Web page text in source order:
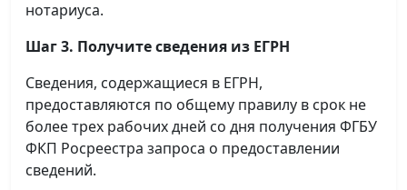
нотариуса.
Шаг 3. Получите сведения из ЕГРН
Сведения, содержащиеся в ЕГРН,
предоставляются по общему правилу в срок не
более трех рабочих дней со дня получения ФГБУ
ФКП Росреестра запроса о предоставлении
сведений.